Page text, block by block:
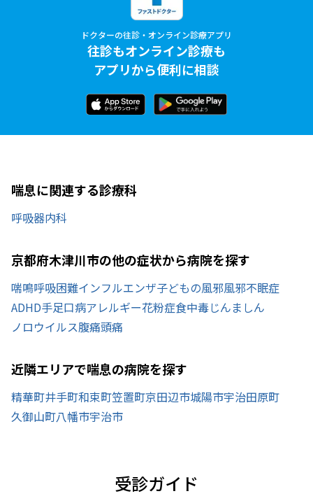
ドクターの往診・オンライン診療アプリ
往診もオンライン診療も
アプリから便利に相談
喘息に関連する診療科
呼吸器内科
京都府木津川市の他の症状から病院を探す
喘鳴呼吸困難インフルエンザ子どもの風邪風邪不眠症
ADHD手足口病アレルギー花粉症食中毒じんましん
ノロウイルス腹痛頭痛
近隣エリアで喘息の病院を探す
精華町井手町和束町笠置町京田辺市城陽市宇治田原町
久御山町八幡市宇治市
受診ガイド